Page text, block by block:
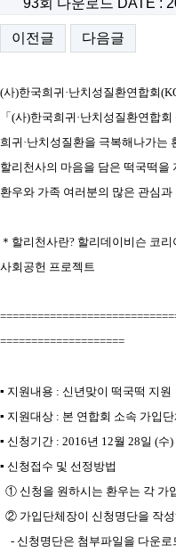
93회 다운로드 DATE :
이전글 다음글
(사)한국희귀·난치성질환연합회
「(사)한국희귀·난치성질환연합
희귀·난치성질환을 극복해나가는
할리천사의 마음을 담은 떡국떡을
환우와 가족 여러분의 많은 관심
＊할리천사란? 할리데이비슨 코
사회공헌 프로젝트
====================
▪ 지원내용 : 신년맞이 떡국떡 지원
▪ 지원대상 : 본 연합회 소속 가입
▪ 신청기간 : 2016년 12월 28일 (수
▪ 신청접수 및 선정방법
① 신청을 원하시는 환우는 각 가
② 가입단체장이 신청명단을 작
- 신청명단은 첨부파일을 다운로